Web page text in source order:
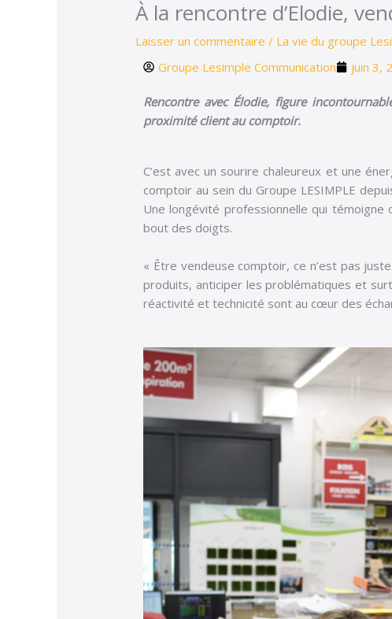
À la rencontre d’Elodie,
Laisser un commentaire / La vie du groupe
Groupe Lesimple Communication
juin 3,
Rencontre avec Élodie, figure
proximité client au comptoir.
C’est avec un sourire chaleureux et une
comptoir au sein du Groupe LESIMPLE
Une longévité professionnelle qui témoigne
bout des doigts.
« Être vendeuse comptoir, ce n’est pas
produits, anticiper les problématiques et
réactivité et technicité sont au cœur des